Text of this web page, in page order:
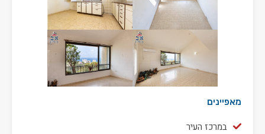
מאפיינים
במרכז העיר